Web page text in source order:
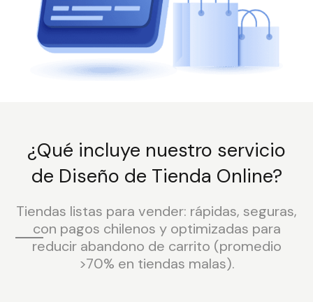
¿Qué incluye nuestro servicio
de Diseño de Tienda Online?
Tiendas listas para vender: rápidas, seguras,
con pagos chilenos y optimizadas para
reducir abandono de carrito (promedio
>70% en tiendas malas).